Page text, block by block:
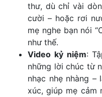
thư, dù chỉ vài
cười – hoặc rơi
mẹ nghe bạn nói
như thế.
Video kỷ niệm:
những lời chúc từ
nhạc nhẹ nhàng
xúc, giúp mẹ cảm